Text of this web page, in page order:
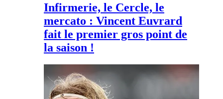
Infirmerie, le Cercle, le
mercato : Vincent Euvrard
fait le premier gros point de
la saison !